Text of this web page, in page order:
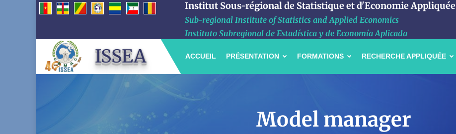
Institut Sous-régional de Statistique et d'Economie Appliquée
Sub-regional Institute of Statistics and Applied Economics
Instituto Subregional de Estadística y de Economía Aplicada
ISSEA ACCUEIL PRÉSENTATION FORMATIONS RECHERCHE APPLIQUÉE
Model manager